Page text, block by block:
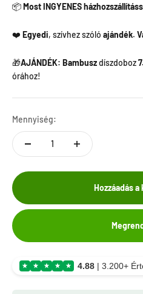
📦Most INGYENES
❤️ Egyedi, szívhez szóló ajándék.
🎁AJÁNDÉK: Bambuszdíszdoboz
órához!
Mennyiség:
Hozzáadás a
4.88 | 3.200+